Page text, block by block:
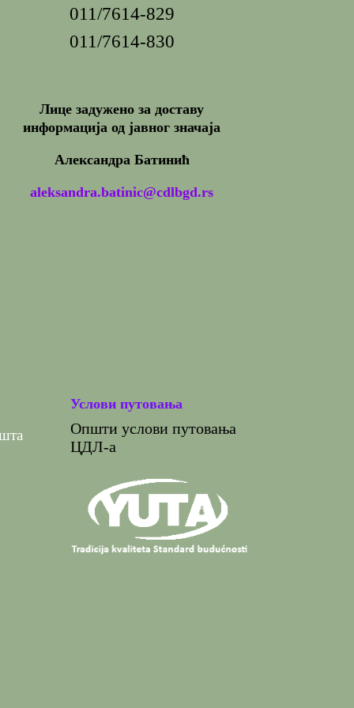
011/7614-829
011/7614-830
Лице задужено за доставу
информација од јавног значаја
Александра Батинић
aleksandra.batinic@cdlbgd.rs
Услови путовања
Општи услови путовања
ЦДЛ-а